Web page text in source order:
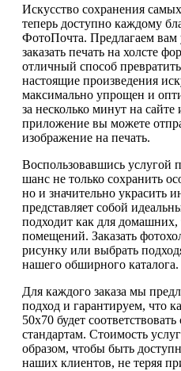
Искусство сохранения
теперь доступно каждому
ФотоПочта. Предлагаем
заказать печать на холсте
отличный способ
настоящие произведения
максимально упрощен и
за несколько минут на
приложение вы можете
изображение на печать.
Воспользовавшись услугой
шанс не только сохранить
но и значительно украсить
представляет собой
подходит как для
помещений. Заказать
рисунку или выбрать
нашего обширного каталога.
Для каждого заказа мы
подход и гарантируем, что
50х70 будет
стандартам. Стоимость
образом, чтобы быть
наших клиентов, не теряя